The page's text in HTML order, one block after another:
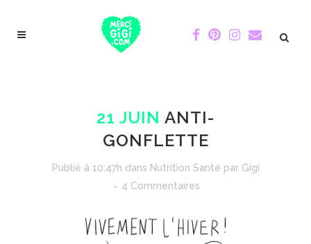
21 JUIN ANTI-
GONFLETTE
Publié à 10:47h dans Nutrition Santé par Gigi
4 Commentaires